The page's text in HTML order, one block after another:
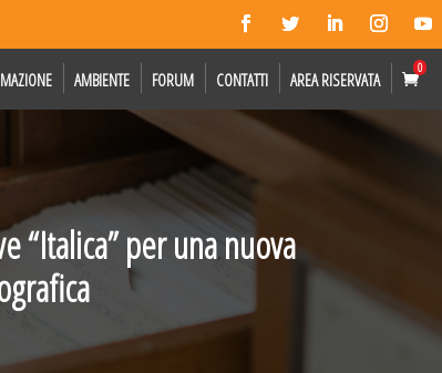
AMBIENTE FORUM CONTATTI AREA RISERVATA
0
“Italica” per una nuova